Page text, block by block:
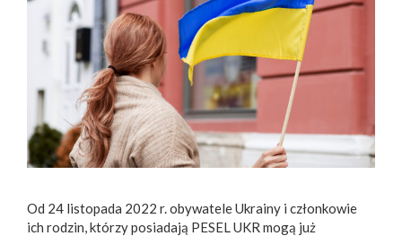
Od 24 listopada 2022 r. obywatele Ukrainy i członkowie
ich rodzin, którzy posiadają PESEL UKR mogą już